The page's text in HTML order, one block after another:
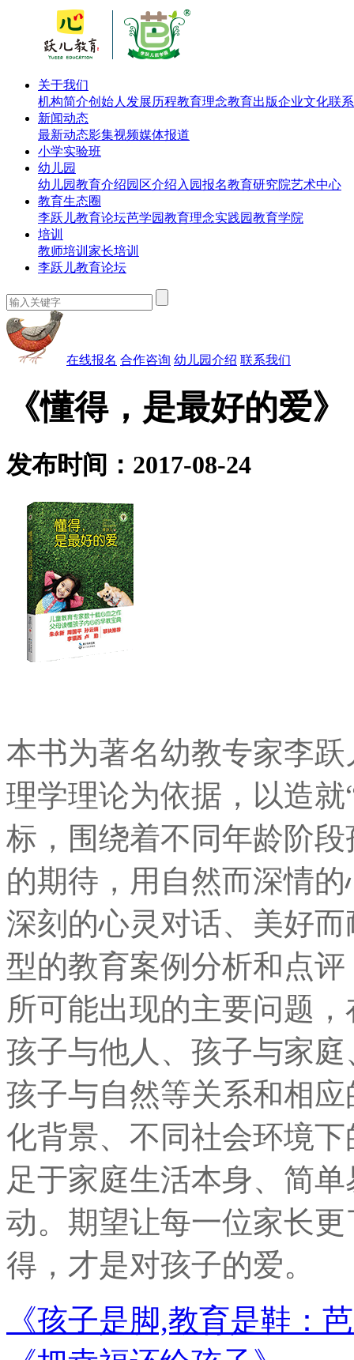
关于我们
机构简介创始人 发展历程教育理念教育出版企业文化联
新闻动态
最新动态影集视频媒体报道
小学实验班
幼儿园
幼儿园教育介绍园区介绍 入园报名教育研究院艺术中心
教育生态圈
李跃儿教育论坛芭学园教育理念实践园教育学院
培训
教师培训 家长培训
李跃儿教育论坛
在线报名 合作咨询 幼儿园介绍 联系我们
《懂得，是最好的爱》
发布时间：2017-08-24
本书为著名幼教专家李
理学理论为依据，以造
标，围绕着不同年龄阶
的期待，用自然而深情
深刻的心灵对话、美好
型的教育案例分析和点
所可能出现的主要问题
孩子与他人、孩子与家
孩子与自然等关系和相
化背景、不同社会环境
足于家庭生活本身、简
动。期望让每一位家长
得，才是对孩子的爱。
《孩子是脚,教育是鞋：